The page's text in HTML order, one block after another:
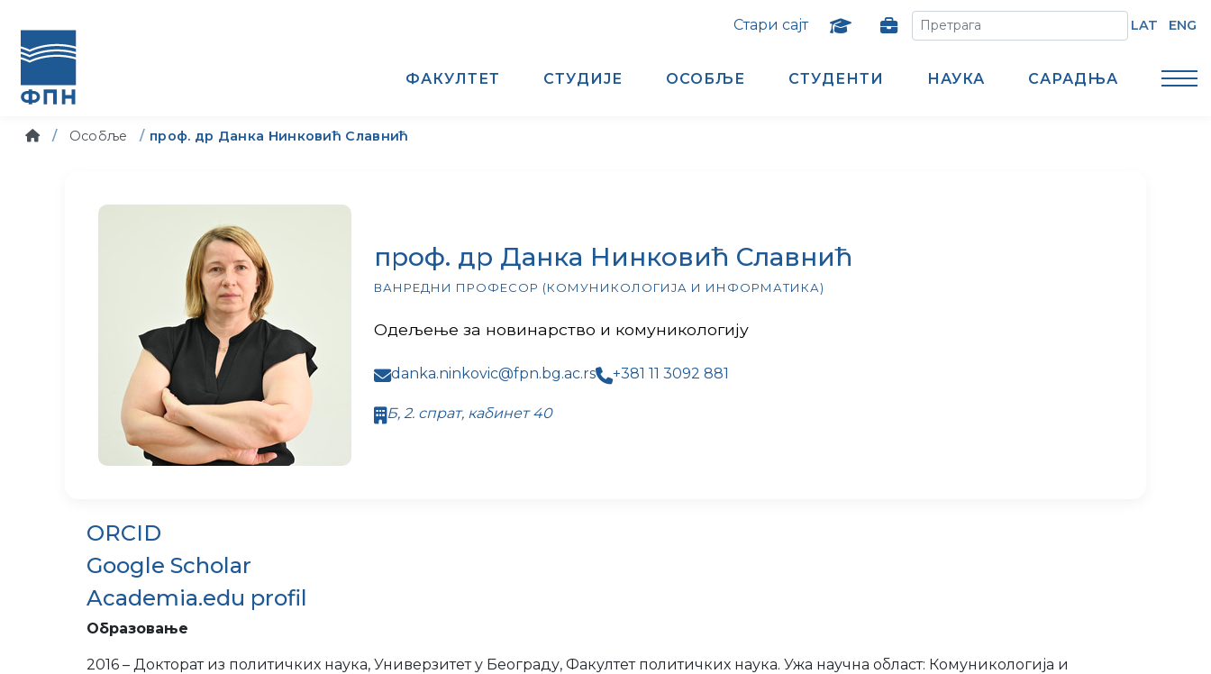
Стари сајт LAT ENG
ФАКУЛТЕТ СТУДИЈЕ ОСОБЉЕ СТУДЕНТИ НАУКА САРАДЊА
Особље проф. др Данка Нинковић Славнић
проф. др Данка Нинковић Славнић
ВАНРЕДНИ ПРОФЕСОР (КОМУНИКОЛОГИЈА И ИНФОРМАТИКА)
Одељење за новинарство и комуникологију
danka.ninkovic@fpn.bg.ac.rs +381 11 3092 881
Б, 2. спрат, кабинет 40
ORCID
Google Scholar
Academia.edu profil
Образовање
2016 – Докторат из политичких наука, Универзитет у Београду, Факултет политичких наука. Ужа научна област: Комуникологија и